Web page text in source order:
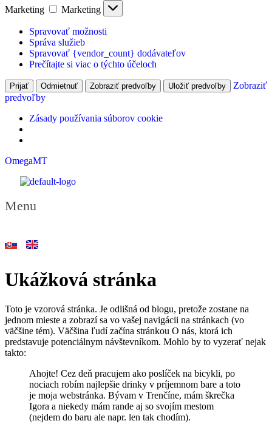
Marketing
Marketing
Spravovať možnosti
Správa služieb
Spravovať {vendor_count} dodávateľov
Prečítajte si viac o týchto účeloch
Prijať Odmietnuť Zobraziť predvoľby Uložiť predvoľby
Zobraziť
predvoľby
Zásady používania súborov cookie
OmegaMT
Menu
Ukážková stránka
Toto je vzorová stránka. Je odlišná od blogu, pretože zostane na
jednom mieste a zobrazí sa vo vašej navigácii na stránkach (vo
väčšine tém). Väčšina ľudí začína stránkou O nás, ktorá ich
predstavuje potenciálnym návštevníkom. Mohlo by to vyzerať nejak
takto:
Ahojte! Cez deň pracujem ako poslíček na bicykli, po
nociach robím najlepšie drinky v príjemnom bare a toto
je moja webstránka. Bývam v Trenčíne, mám škrečka
Igora a niekedy mám rande aj so svojím mestom
(nejdem do baru ale napr. len tak chodím).